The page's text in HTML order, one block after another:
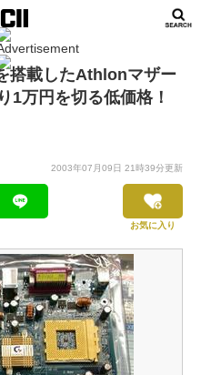
搭載したAthlonマザー
1万円を切る低価格！
2003年07月09日 21時39分更新
お気に入り